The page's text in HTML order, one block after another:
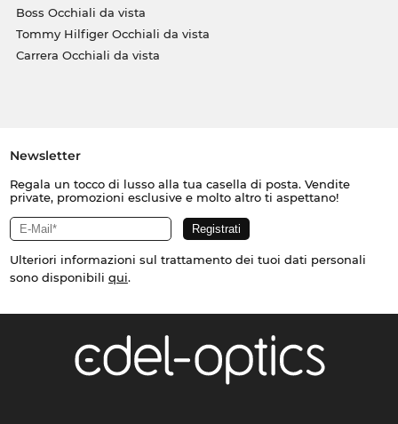
Boss Occhiali da vista
Tommy Hilfiger Occhiali da vista
Carrera Occhiali da vista
Newsletter
Regala un tocco di lusso alla tua casella di posta. Vendite
private, promozioni esclusive e molto altro ti aspettano!
Ulteriori informazioni sul trattamento dei tuoi dati personali
sono disponibili qui.